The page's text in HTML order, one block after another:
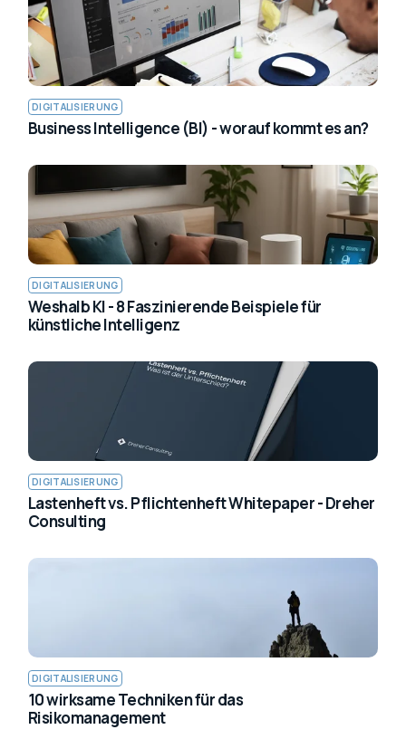
DIGITALISIERUNG
Business Intelligence (BI) - worauf kommt es an?
DIGITALISIERUNG
Weshalb KI - 8 Faszinierende Beispiele für
künstliche Intelligenz
DIGITALISIERUNG
Lastenheft vs. Pflichtenheft Whitepaper - Dreher
Consulting
DIGITALISIERUNG
10 wirksame Techniken für das
Risikomanagement